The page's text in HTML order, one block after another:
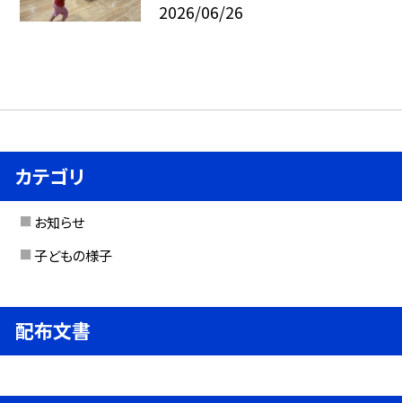
2026/06/26
カテゴリ
お知らせ
子どもの様子
配布文書